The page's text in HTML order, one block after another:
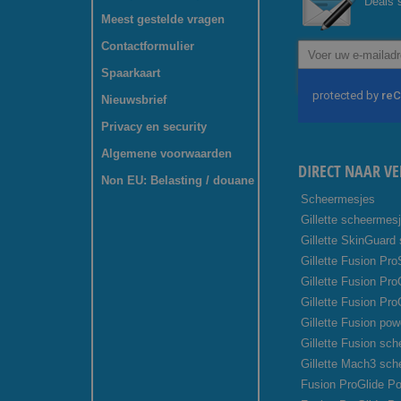
Meest gestelde vragen
Contactformulier
Spaarkaart
Nieuwsbrief
Privacy en security
Algemene voorwaarden
Non EU: Belasting / douane
Abonneer
onze
DIRECT NAAR
Scheermesjes
Gillette
Gillette SkinGuard
Gillette Fusion
Gillette Fusion
Gillette Fusion
Gillette Fusion
Gillette Fusion
Gillette Mach3
Fusion ProGlide